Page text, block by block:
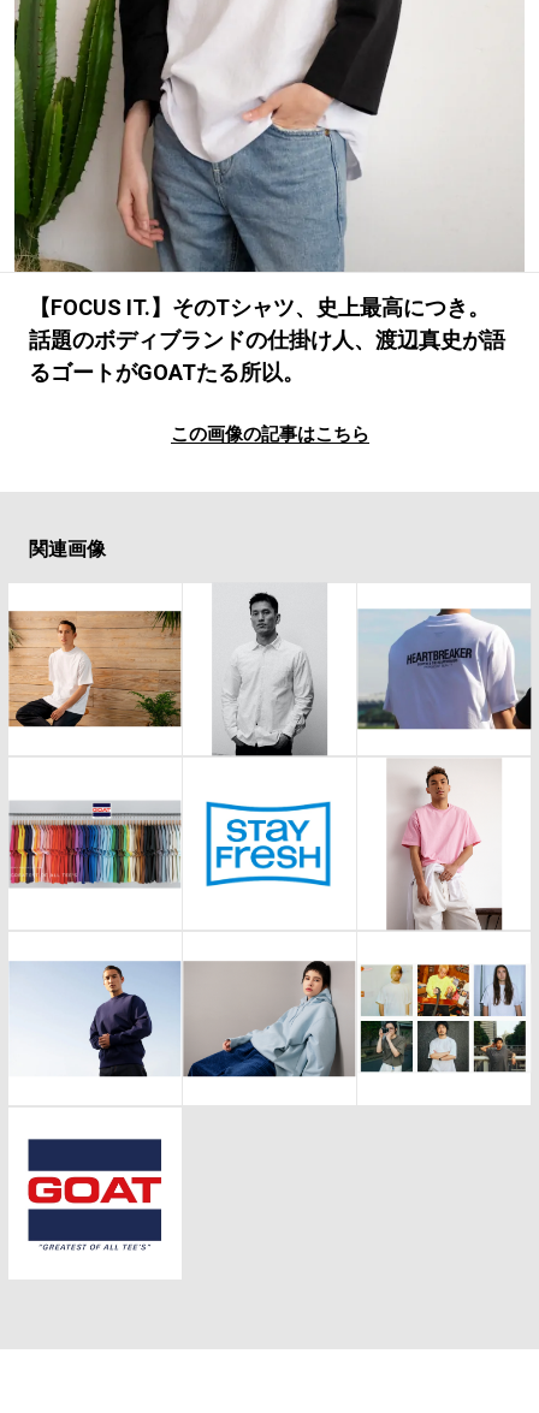
【FOCUS IT.】そのTシャツ、史上最高につき。
話題のボディブランドの仕掛け人、渡辺真史が語
るゴートがGOATたる所以。
この画像の記事はこちら
関連画像